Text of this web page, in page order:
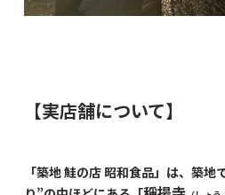
【実店舗について】
「築地 鮭の店 昭和食品」は、築